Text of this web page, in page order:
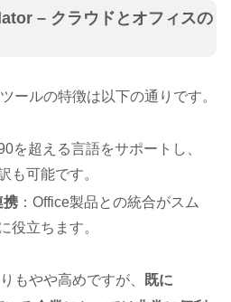
– クラウドとオフィスの
ールの特徴は以下の通りです。
90を超える言語をサポートし、
も可能です。
携 ：Office製品との統合がスム
役立ちます。
もやや高めですが、
既に